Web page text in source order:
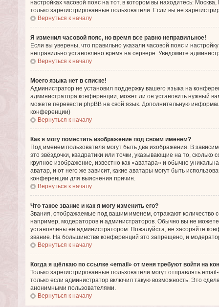
настройках часовой пояс на тот, в котором вы находитесь:
только зарегистрированные пользователи. Если вы не
Вернуться к началу
Я изменил часовой пояс, но время все равно неправильное!
Если вы уверены, что правильно указали часовой пояс и
неправильно установлено время на сервере. Уведомите
Вернуться к началу
Моего языка нет в списке!
Администратор не установил поддержку вашего языка на
администратора конференции, может ли он установить нужный
можете перевести phpBB на свой язык. Дополнительную
конференции)
Вернуться к началу
Как я могу поместить изображение под своим именем?
Под именем пользователя могут быть два изображения. В
это звёздочки, квадратики или точки, указывающие на то,
крупное изображение, известно как «аватара» и обычно
аватар, и от него же зависит, какие аватары могут быть
конференции для выяснения причин.
Вернуться к началу
Что такое звание и как я могу изменить его?
Звания, отображаемые под вашим именем, отражают
например, модераторов и администраторов. Обычно вы не
установлены её администратором. Пожалуйста, не засоряйте
звание. На большинстве конференций это запрещено, и
Вернуться к началу
Когда я щёлкаю по ссылке «email» от меня требуют войти на
Только зарегистрированные пользователи могут отправлять
только если администратор включил такую возможность. Это
анонимными пользователями.
Вернуться к началу